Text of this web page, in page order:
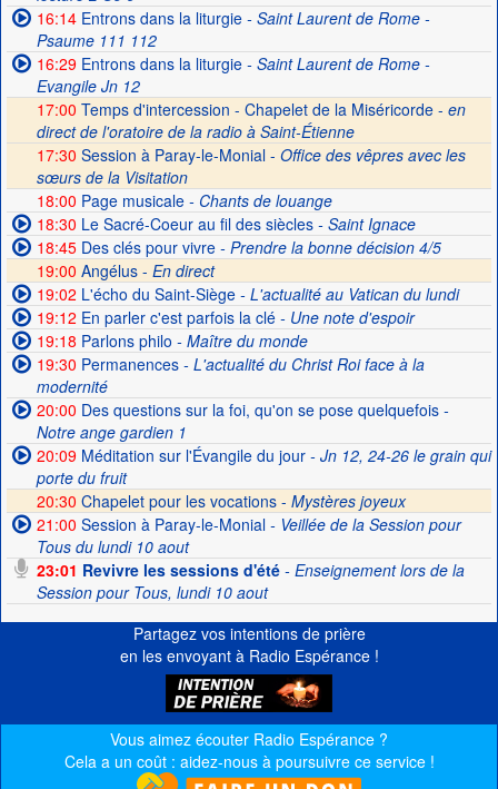
16:14Entrons dans la liturgie- Saint Laurent de Rome -
Psaume 111 112
16:29Entrons dans la liturgie- Saint Laurent de Rome -
Evangile Jn 12
17:00 Temps d'intercession - Chapelet de la Miséricorde - en
direct de l'oratoire de la radio à Saint-Étienne
17:30 Session à Paray-le-Monial - Office des vêpres avec les
sœurs de la Visitation
18:00 Page musicale- Chants de louange
18:30 Le Sacré-Coeur au fil des siècles- Saint Ignace
18:45Des clés pour vivre- Prendre la bonne décision 4/5
19:00 Angélus - En direct
19:02 L'écho du Saint-Siège- L'actualité au Vatican du lundi
19:12 En parler c'est parfois la clé- Une note d'espoir
19:18 Parlons philo - Maître du monde
19:30 Permanences- L'actualité du Christ Roi face à la
modernité
20:00 Des questions sur la foi, qu'on se pose quelquefois-
Notre ange gardien 1
20:09Méditation sur l'Évangile du jour- Jn 12, 24-26 le grain qui
porte du fruit
20:30 Chapelet pour les vocations - Mystères joyeux
21:00 Session à Paray-le-Monial- Veillée de la Session pour
Tous du lundi 10 aout
23:01 Revivre les sessions d'été- Enseignement lors de la
Session pour Tous, lundi 10 aout
Partagez vos intentions de prière
en les envoyant à Radio Espérance !
Vous aimez écouter Radio Espérance ?
Cela a un coût : aidez-nous à poursuivre ce service !